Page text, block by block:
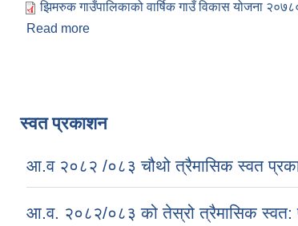
झिमरुक गाउँपालिकाको वार्षिक गाउँ विकास योजना
Read more
स्वत प्रकाशन
आ.व २०८२ /०८३ चौथो त्रैमासिक स्वत
आ.व. २०८२/०८३ को तेस्रो त्रैमासिक स्वत: